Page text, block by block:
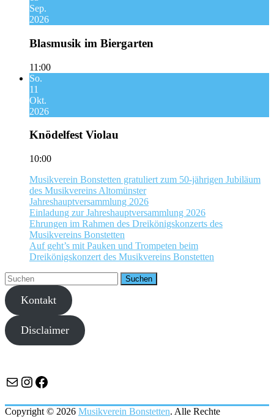
Sep.
2026
Blasmusik im Biergarten
11:00
So.
11
Okt.
2026
Knödelfest Violau
10:00
Musikverein Bonstetten gratuliert zum 50-jährigen Jubiläum
des Musikvereins Altomünster
Jahreshauptversammlung 2026
Einladung zur Jahreshauptversammlung 2026
Ehrungen im Rahmen des Dreikönigskonzerts des
Musikvereins Bonstetten
Auf geht’s mit Pauken und Trompeten beim
Dreikönigskonzert des Musikvereins Bonstetten
Kontakt
Disclaimer
E-MailInstagram
Facebook
Copyright © 2026 Musikverein Bonstetten. Alle Rechte